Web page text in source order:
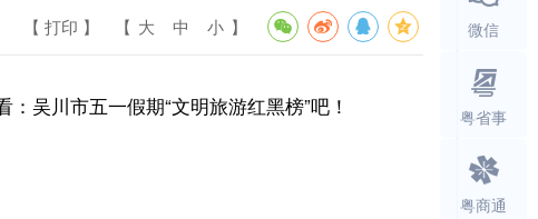
【 打印 】 【 大 中 小 】
吴川市五一假期“文明旅游红黑榜”吧！
微信
粤省事
粤商通